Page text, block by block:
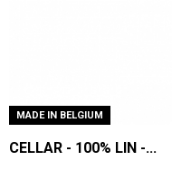
MADE IN BELGIUM
CELLAR - 100% LIN -...